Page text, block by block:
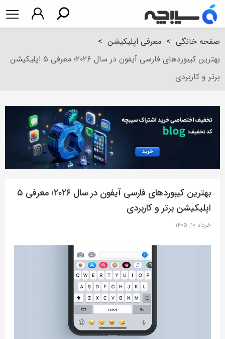
صفحه خانگی > معرفی اپلیکیشن >
بهترین کیبوردهای فارسی آیفون در سال ۲۰۲۶؛ معرفی ۵ اپلیکیشن
برتر و کاربردی
بهترین کیبوردهای فارسی آیفون در سال ۲۰۲۶؛ معرفی ۵
اپلیکیشن برتر و کاربردی
خرداد ۱۰, ۱۴۰۵